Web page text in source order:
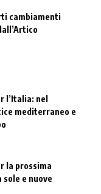
cambiamenti
l’Italia: nel
mediterraneo e
la prossima
e nuove